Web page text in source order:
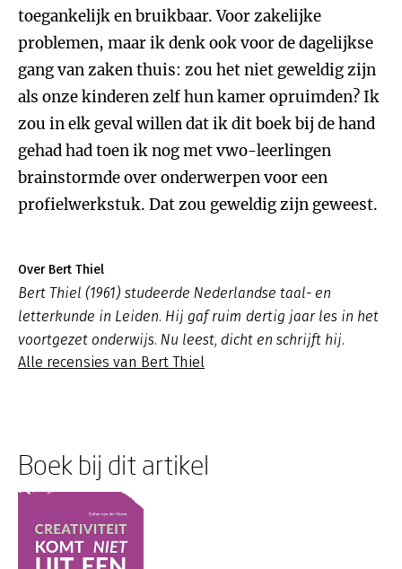
toegankelijk en bruikbaar. Voor zakelijke
problemen, maar ik denk ook voor de dagelijkse
gang van zaken thuis: zou het niet geweldig zijn
als onze kinderen zelf hun kamer opruimden? Ik
zou in elk geval willen dat ik dit boek bij de hand
gehad had toen ik nog met vwo-leerlingen
brainstormde over onderwerpen voor een
profielwerkstuk. Dat zou geweldig zijn geweest.
Over Bert Thiel
Bert Thiel (1961) studeerde Nederlandse taal- en
letterkunde in Leiden. Hij gaf ruim dertig jaar les in het
voortgezet onderwijs. Nu leest, dicht en schrijft hij.
Alle recensies van Bert Thiel
Boek bij dit artikel